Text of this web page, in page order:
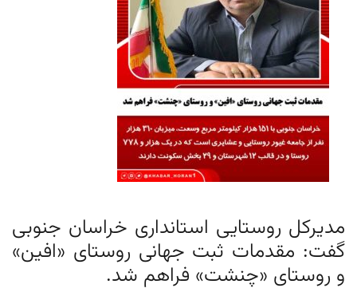
مدیرکل روستایی استانداری خراسان جنوبی
گفت: مقدمات ثبت جهانی روستای «افین»
و روستای «چنشت» فراهم شد.